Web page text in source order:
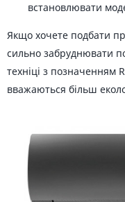
встановлювати
Якщо хочете подбати
сильно забруднювати
техніці з позначенням
вважаються більш